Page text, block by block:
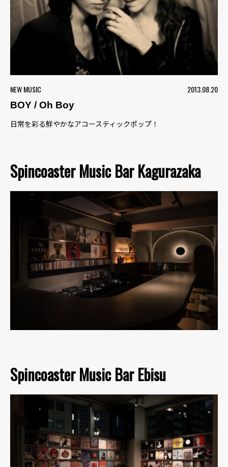
NEW MUSIC
2013.08.20
BOY / Oh Boy
日常を彩る鮮やかなアコースティックポップ！
Spincoaster Music Bar Kagurazaka
Spincoaster Music Bar Ebisu